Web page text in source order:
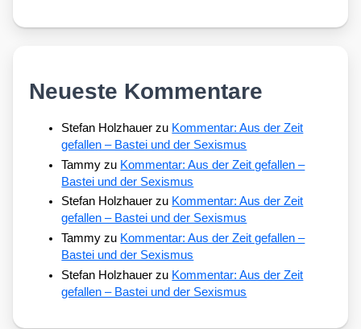
Neueste Kommentare
Stefan Holzhauer zu Kommentar: Aus der Zeit
gefallen – Bastei und der Sexismus
Tammy zu Kommentar: Aus der Zeit gefallen –
Bastei und der Sexismus
Stefan Holzhauer zu Kommentar: Aus der Zeit
gefallen – Bastei und der Sexismus
Tammy zu Kommentar: Aus der Zeit gefallen –
Bastei und der Sexismus
Stefan Holzhauer zu Kommentar: Aus der Zeit
gefallen – Bastei und der Sexismus